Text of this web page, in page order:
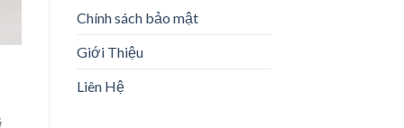
Chính sách bảo mật
Giới Thiệu
Liên Hệ